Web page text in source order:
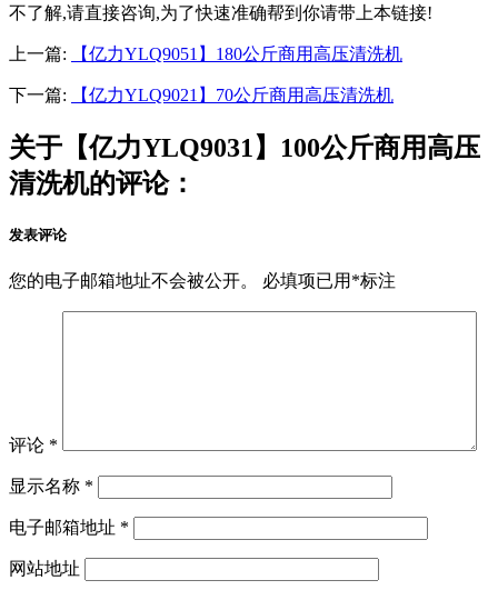
不了解,请直接咨询,为了快速准确帮到你请带上本链接!
上一篇: 【亿力YLQ9051】180公斤商用高压清洗机
下一篇: 【亿力YLQ9021】70公斤商用高压清洗机
关于【亿力YLQ9031】100公斤商用高压
清洗机的评论：
发表评论
您的电子邮箱地址不会被公开。 必填项已用 *标注
评论 *
显示名称 *
电子邮箱地址 *
网站地址